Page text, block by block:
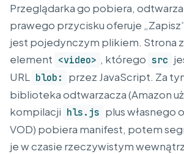
Przeglądarka go pobiera,
prawego przycisku oferuje
jest pojedynczym plikiem. Strona
element <video> , którego src
URL blob:
przez JavaScript. Za
biblioteka odtwarzacza (Amazon
kompilacji hls.js plus własnego
VOD) pobiera manifest, potem
je w czasie rzeczywistym